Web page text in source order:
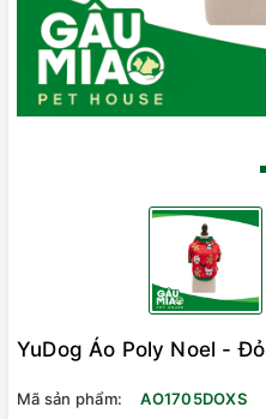
YuDog Áo Poly Noel - Đỏ
Mã sản phẩm:
AO1705DOXS